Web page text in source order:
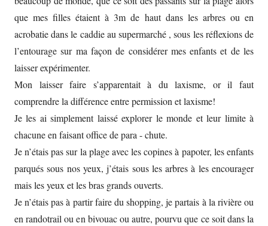
que mes filles étaient à 3m de haut dans les arbres ou en
acrobatie dans le caddie au supermarché , sous les réflexions de
l’entourage sur ma façon de considérer mes enfants et de les
laisser expérimenter.
Mon laisser faire s’apparentait à du laxisme, or il faut
comprendre la différence entre permission et laxisme!
Je les ai simplement laissé explorer le monde et leur limite à
chacune en faisant office de para - chute.
Je n’étais pas sur la plage avec les copines à papoter, les enfants
parqués sous nos yeux, j’étais sous les arbres à les encourager
mais les yeux et les bras grands ouverts.
Je n’étais pas à partir faire du shopping, je partais à la rivière ou
en randotrail ou en bivouac ou autre, pourvu que ce soit dans la